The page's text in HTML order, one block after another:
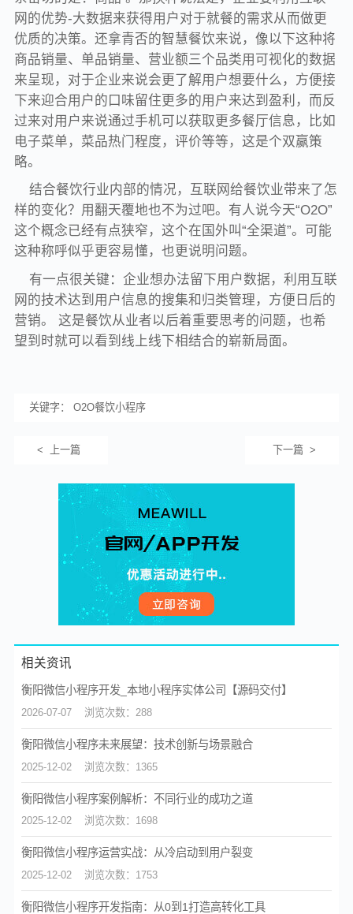
网的优势-大数据来获得用户对于就餐的需求从而做更
优质的决策。还拿青否的智慧餐饮来说，像以下这种将
商品销量、单品销量、营业额三个品类用可视化的数据
来呈现，对于企业来说会更了解用户想要什么，方便接
下来迎合用户的口味留住更多的用户来达到盈利，而反
过来对用户来说通过手机可以获取更多餐厅信息，比如
电子菜单，菜品热门程度，评价等等，这是个双赢策
略。
结合餐饮行业内部的情况，互联网给餐饮业带来了怎
样的变化？用翻天覆地也不为过吧。有人说今天“O2O”
这个概念已经有点狭窄，这个在国外叫“全渠道”。可能
这种称呼似乎更容易懂，也更说明问题。
有一点很关键：企业想办法留下用户数据，利用互联
网的技术达到用户信息的搜集和归类管理，方便日后的
营销。 这是餐饮从业者以后着重要思考的问题，也希
望到时就可以看到线上线下相结合的崭新局面。
关键字： O2O餐饮小程序
< 上一篇 下一篇 >
相关资讯
衡阳微信小程序开发_本地小程序实体公司【源码交付】
2026-07-07 浏览次数：288
衡阳微信小程序未来展望：技术创新与场景融合
2025-12-02 浏览次数：1365
衡阳微信小程序案例解析：不同行业的成功之道
2025-12-02 浏览次数：1698
衡阳微信小程序运营实战：从冷启动到用户裂变
2025-12-02 浏览次数：1753
衡阳微信小程序开发指南：从0到1打造高转化工具